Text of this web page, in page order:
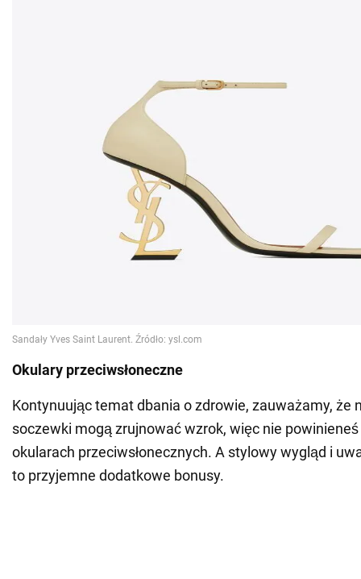
Okulary przeciwsłoneczne
Kontynuując temat dbania o zdrowie, zauważamy, że
soczewki mogą zrujnować wzrok, więc nie
okularach przeciwsłonecznych. A stylowy wygląd i
to przyjemne dodatkowe bonusy.